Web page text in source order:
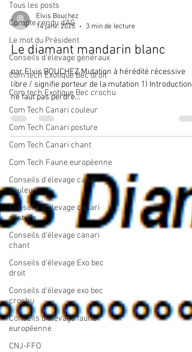
Tous les posts
Compte rendu d'AG
Le mot du Président
Conseils d'élevage généraux
Com tech Exotique Bec droit
Com tech Exotique Bec crochu
Com Tech Canari couleur
Com Tech Canari posture
Com Tech Canari chant
Com Tech Faune européenne
Conseils d'élevage canari
couleur
Conseils d'élevage canari
posture
Conseils d'élevage canari
chant
Conseils d'élevage Exo bec
droit
Conseils d'élevage exo bec
crochu
Conseils d'élevage faune
européenne
CNJ-FFO
Elvis Bouchez
14 janv. 2025
3 min de lecture
Le diamant mandarin blanc
par Elvis BOUCHEZ Mutation à hérédité récessive
libre / signifie porteur de la mutation 1) Introduction Il
ne faut pas perdre...